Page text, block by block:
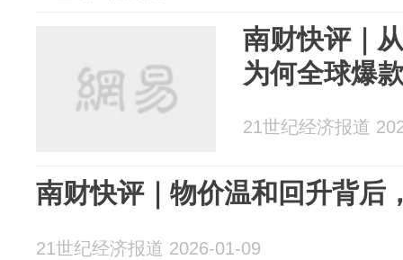
南财快评｜
为何全球爆
21世纪经济报道
南财快评｜物价温和回升背后
21世纪经济报道 2026-01-09